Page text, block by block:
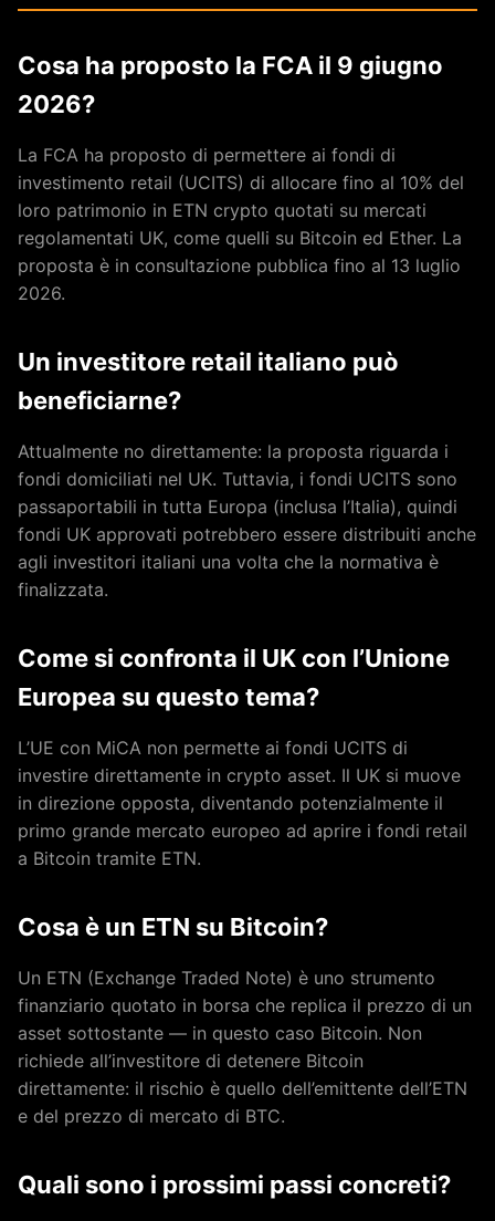
Cosa ha proposto la FCA il 9 giugno
2026?
La FCA ha proposto di permettere ai fondi di
investimento retail (UCITS) di allocare fino al 10% del
loro patrimonio in ETN crypto quotati su mercati
regolamentati UK, come quelli su Bitcoin ed Ether. La
proposta è in consultazione pubblica fino al 13 luglio
2026.
Un investitore retail italiano può
beneficiarne?
Attualmente no direttamente: la proposta riguarda i
fondi domiciliati nel UK. Tuttavia, i fondi UCITS sono
passaportabili in tutta Europa (inclusa l’Italia), quindi
fondi UK approvati potrebbero essere distribuiti anche
agli investitori italiani una volta che la normativa è
finalizzata.
Come si confronta il UK con l’Unione
Europea su questo tema?
L’UE con MiCA non permette ai fondi UCITS di
investire direttamente in crypto asset. Il UK si muove
in direzione opposta, diventando potenzialmente il
primo grande mercato europeo ad aprire i fondi retail
a Bitcoin tramite ETN.
Cosa è un ETN su Bitcoin?
Un ETN (Exchange Traded Note) è uno strumento
finanziario quotato in borsa che replica il prezzo di un
asset sottostante — in questo caso Bitcoin. Non
richiede all’investitore di detenere Bitcoin
direttamente: il rischio è quello dell’emittente dell’ETN
e del prezzo di mercato di BTC.
Quali sono i prossimi passi concreti?